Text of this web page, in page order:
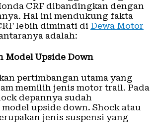
CRF dibandingkan dengan
Hal ini mendukung fakta
lebih diminati di Dewa Motor
adalah:
Model Upside Down
pertimbangan utama yang
memilih jenis motor trail. Pada
depannya sudah
upside down. Shock atau
jenis suspensi yang